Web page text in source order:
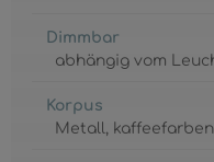
Dimmbar
abhängig vom
Korpus
Metall, kaffeefarben